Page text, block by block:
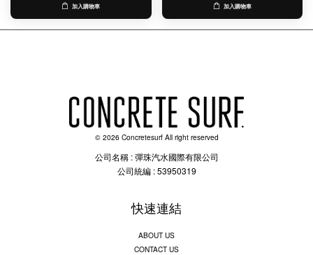
加入購物車 加入購物車
© 2026 Concretesurf All right reserved
公司名稱 : 彈珠汽水國際有限公司
公司統編 : 53950319
快速連結
ABOUT US
CONTACT US